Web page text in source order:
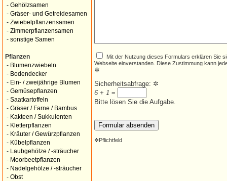
- Gehölzsamen
- Gräser- und Getreidesamen
- Zwiebelpflanzensamen
- Zimmerpflanzensamen
- sonstige Samen
Pflanzen
- Blumenzwiebeln
- Bodendecker
- Ein- / zweijährige Blumen
- Gemüsepflanzen
- Saatkartoffeln
- Gräser / Farne / Bambus
- Kakteen / Sukkulenten
- Kletterpflanzen
- Kräuter / Gewürzpflanzen
- Kübelpflanzen
-
Laubgehölze / -sträucher
- Moorbeetpflanzen
- Nadelgehölze / -sträucher
- Obst
Mit der Nutzung dieses Formulars erklären Sie
Webseite einverstanden. Diese Zustimmung kann
✲
Sicherheitsabfrage: ✲
6 + 1 =
Bitte lösen Sie die Aufgabe.
✲Pflichtfeld